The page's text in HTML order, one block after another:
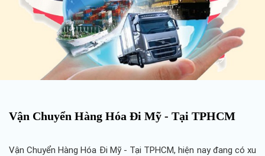
Vận Chuyển Hàng Hóa Đi Mỹ - Tại TPHCM
Vận Chuyển Hàng Hóa Đi Mỹ - Tại TPHCM, hiện nay đang có xu